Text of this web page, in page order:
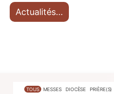
Actualités…
TOUS MESSES DIOCÈSE PRIÈRE(S)